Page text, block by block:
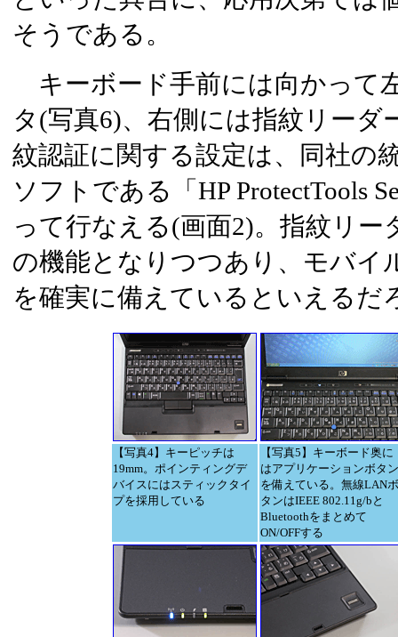
そうである。
キーボード手前には向かって
タ(写真6)、右側には指紋リーダ
紋認証に関する設定は、同社の
ソフトである「HP ProtectTools
って行なえる(画面2)。指紋リ
の機能となりつつあり、モバイ
を確実に備えているといえるだ
【写真4】キーピッチは
19mm。ポインティングデ
バイスにはスティックタイ
プを採用している
【写真5】キーボード奥に
はアプリケーションボタン
を備えている。無線LANボ
タンはIEEE 802.11g/bと
Bluetoothをまとめて
ON/OFFする